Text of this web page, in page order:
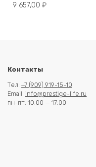
9 657,00 ₽
Контакты
Тел: +7 (909) 919-15-10
Email: info@prestige-life.ru
пн-пт: 10:00 — 17:00